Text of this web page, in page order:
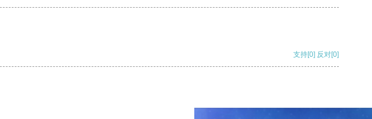
支持[0] 反对[0]